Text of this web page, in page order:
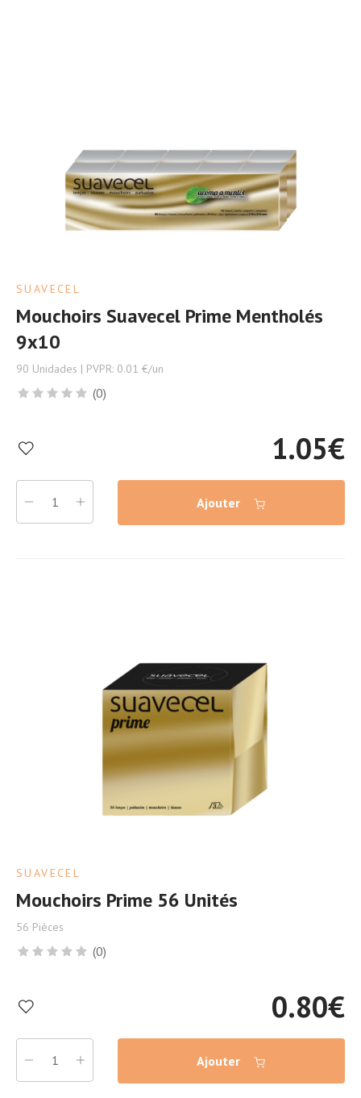
SUAVECEL
Mouchoirs Suavecel Prime Mentholés
9x10
90 Unidades | PVPR: 0.01 €/un
(0)
1.05€
Ajouter
SUAVECEL
Mouchoirs Prime 56 Unités
56 Pièces
(0)
0.80€
Ajouter